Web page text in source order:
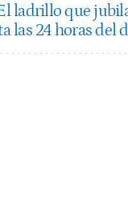
ladrillo que
las 24 horas del